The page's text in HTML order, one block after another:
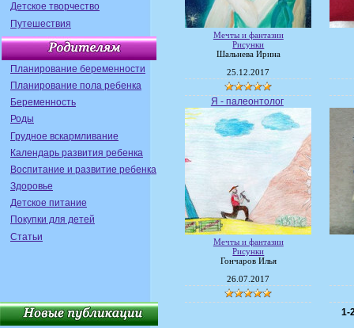
Детское творчество
Путешествия
Планирование беременности
Планирование пола ребенка
Беременность
Роды
Грудное вскармливание
Календарь развития ребенка
Воспитание и развитие ребенка
Здоровье
Детское питание
Покупки для детей
Статьи
Мечты и фантазии
Рисунки
Шальнева Ирина
25.12.2017
Я - палеонтолог
Мечты и фантазии
Рисунки
Гончаров Илья
26.07.2017
1-